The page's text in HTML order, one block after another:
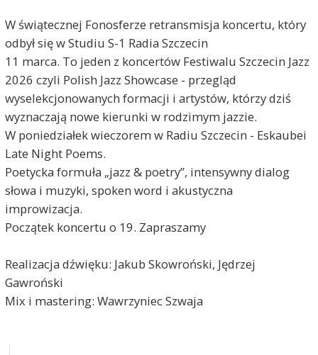
W świątecznej Fonosferze retransmisja koncertu, który
odbył się w Studiu S-1 Radia Szczecin
11 marca. To jeden z koncertów Festiwalu Szczecin Jazz
2026 czyli Polish Jazz Showcase - przegląd
wyselekcjonowanych formacji i artystów, którzy dziś
wyznaczają nowe kierunki w rodzimym jazzie.
W poniedziałek wieczorem w Radiu Szczecin - Eskaubei
Late Night Poems.
Poetycka formuła „jazz & poetry”, intensywny dialog
słowa i muzyki, spoken word i akustyczna
improwizacja.
Początek koncertu o 19. Zapraszamy
Realizacja dźwięku: Jakub Skowroński, Jędrzej
Gawroński
Mix i mastering: Wawrzyniec Szwaja